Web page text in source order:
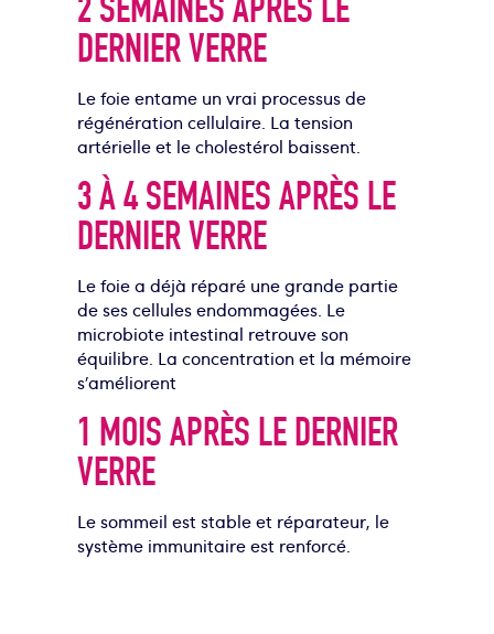
DERNIER VERRE
Le foie entame un vrai processus de
régénération cellulaire. La tension
artérielle et le cholestérol baissent.
3 À 4 SEMAINES APRÈS LE
DERNIER VERRE
Le foie a déjà réparé une grande partie
de ses cellules endommagées. Le
microbiote intestinal retrouve son
équilibre. La concentration et la mémoire
s’améliorent
1 MOIS APRÈS LE DERNIER
VERRE
Le sommeil est stable et réparateur, le
système immunitaire est renforcé.